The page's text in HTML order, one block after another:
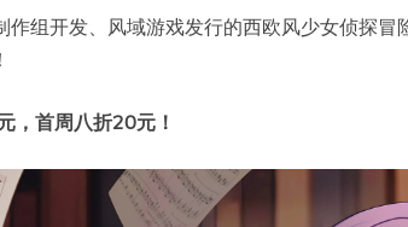
作组开发、风域游戏发行的西欧风少女侦探
，首周八折20元！